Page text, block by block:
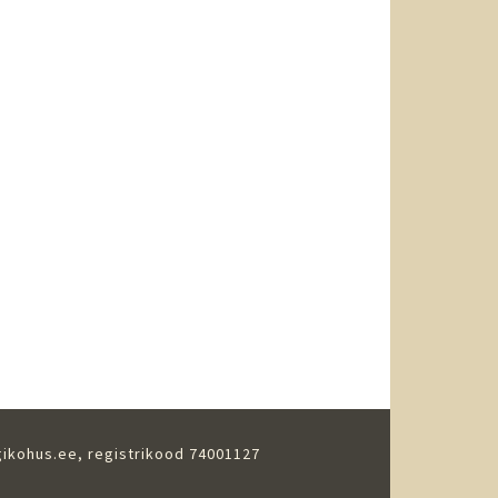
, registrikood 74001127